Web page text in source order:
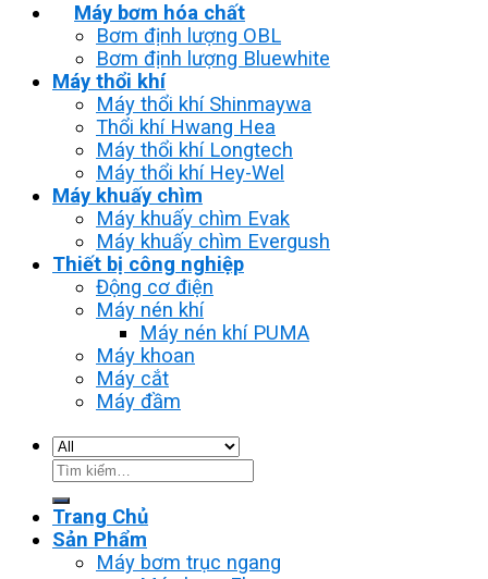
Máy bơm hóa chất
Bơm định lượng OBL
Bơm định lượng Bluewhite
Máy thổi khí
Máy thổi khí Shinmaywa
Thổi khí Hwang Hea
Máy thổi khí Longtech
Máy thổi khí Hey-Wel
Máy khuấy chìm
Máy khuấy chìm Evak
Máy khuấy chìm Evergush
Thiết bị công nghiệp
Động cơ điện
Máy nén khí
Máy nén khí PUMA
Máy khoan
Máy cắt
Máy đầm
Tìm
kiếm:
Trang Chủ
Sản Phẩm
Máy bơm trục ngang